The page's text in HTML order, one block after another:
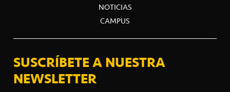
NOTICIAS
CAMPUS
SUSCRÍBETE A NUESTRA
NEWSLETTER